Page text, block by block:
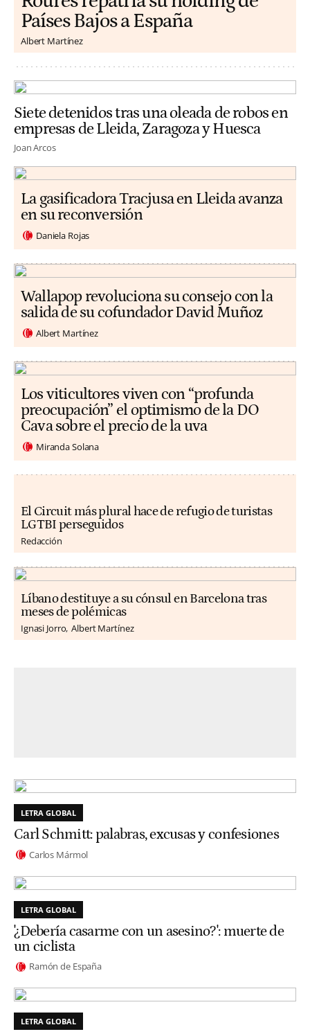
Países Bajos a España
Albert Martínez
Siete detenidos tras una oleada de robos en
empresas de Lleida, Zaragoza y Huesca
Joan Arcos
La gasificadora Tracjusa en Lleida avanza
en su reconversión
Daniela Rojas
Wallapop revoluciona su consejo con la
salida de su cofundador David Muñoz
Albert Martínez
Los viticultores viven con “profunda
preocupación” el optimismo de la DO
Cava sobre el precio de la uva
Miranda Solana
El Circuit más plural hace de refugio de turistas
LGTBI perseguidos
Redacción
Líbano destituye a su cónsul en Barcelona tras
meses de polémicas
Ignasi Jorro Albert Martínez
LETRA GLOBAL
Carl Schmitt: palabras, excusas y confesiones
Carlos Mármol
LETRA GLOBAL
'¿Debería casarme con un asesino?': muerte de
un ciclista
Ramón de España
LETRA GLOBAL